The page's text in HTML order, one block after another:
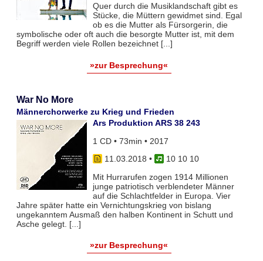
Quer durch die Musiklandschaft gibt es
Stücke, die Müttern gewidmet sind. Egal
ob es die Mutter als Fürsorgerin, die
symbolische oder oft auch die besorgte Mutter ist, mit dem
Begriff werden viele Rollen bezeichnet [...]
»zur Besprechung«
War No More
Männerchorwerke zu Krieg und Frieden
Ars Produktion ARS 38 243
1 CD • 73min • 2017
11.03.2018 •
10 10 10
Mit Hurrarufen zogen 1914 Millionen
junge patriotisch verblendeter Männer
auf die Schlachtfelder in Europa. Vier
Jahre später hatte ein Vernichtungskrieg von bislang
ungekanntem Ausmaß den halben Kontinent in Schutt und
Asche gelegt. [...]
»zur Besprechung«